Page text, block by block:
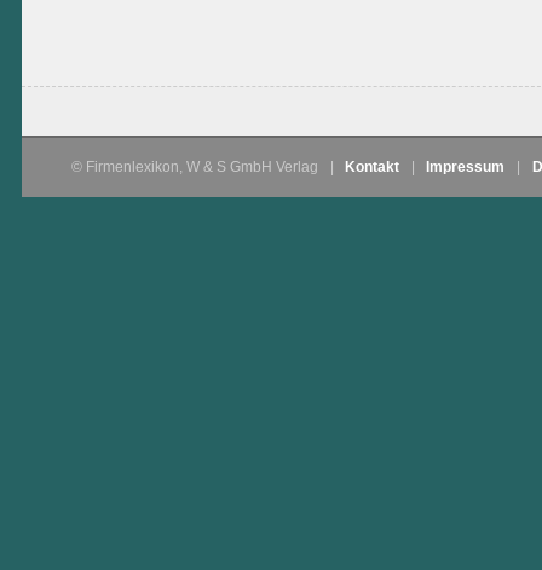
© Firmenlexikon, W & S GmbH Verlag Kontakt Impressum